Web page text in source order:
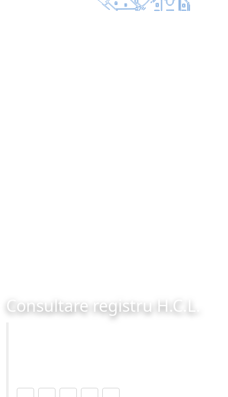
Consultare registru H.C.L.